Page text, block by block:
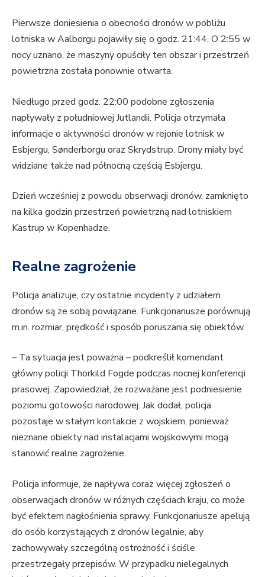
Pierwsze doniesienia o obecności dronów w pobliżu
lotniska w Aalborgu pojawiły się o godz. 21:44. O 2:55 w
nocy uznano, że maszyny opuściły ten obszar i przestrzeń
powietrzna została ponownie otwarta.
Niedługo przed godz. 22:00 podobne zgłoszenia
napływały z południowej Jutlandii. Policja otrzymała
informacje o aktywności dronów w rejonie lotnisk w
Esbjergu, Sønderborgu oraz Skrydstrup. Drony miały być
widziane także nad północną częścią Esbjergu.
Dzień wcześniej z powodu obserwacji dronów, zamknięto
na kilka godzin przestrzeń powietrzną nad lotniskiem
Kastrup w Kopenhadze.
Realne zagrożenie
Policja analizuje, czy ostatnie incydenty z udziałem
dronów są ze sobą powiązane. Funkcjonariusze porównują
m.in. rozmiar, prędkość i sposób poruszania się obiektów.
– Ta sytuacja jest poważna – podkreślił komendant
główny policji Thorkild Fogde podczas nocnej konferencji
prasowej. Zapowiedział, że rozważane jest podniesienie
poziomu gotowości narodowej. Jak dodał, policja
pozostaje w stałym kontakcie z wojskiem, ponieważ
nieznane obiekty nad instalacjami wojskowymi mogą
stanowić realne zagrożenie.
Policja informuje, że napływa coraz więcej zgłoszeń o
obserwacjach dronów w różnych częściach kraju, co może
być efektem nagłośnienia sprawy. Funkcjonariusze apelują
do osób korzystających z dronów legalnie, aby
zachowywały szczególną ostrożność i ściśle
przestrzegały przepisów. W przypadku nielegalnych